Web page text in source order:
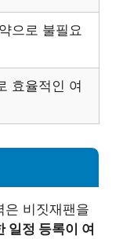
으로 불필요
효율적인 여
은 비짓재팬을
일정 등록이 여